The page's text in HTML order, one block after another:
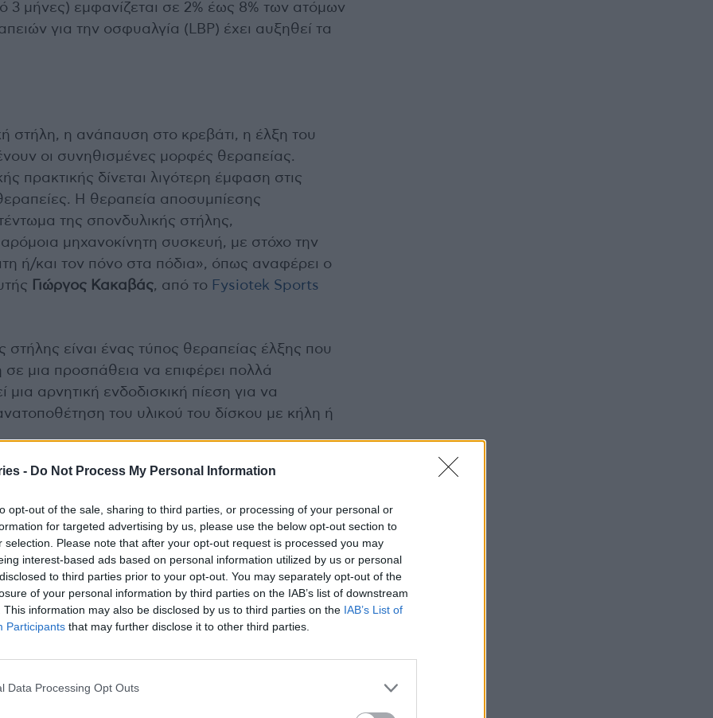
- Do Not Process My Personal Information
opt-out of the sale, sharing to third parties, or processing of your personal or
for targeted advertising by us, please use the below opt-out section to
selection. Please note that after your opt-out request is processed you may
interest-based ads based on personal information utilized by us or personal
to third parties prior to your opt-out. You may separately opt-out of the
of your personal information by third parties on the IAB’s list of downstream
This information may also be disclosed by us to third parties on the IAB’s List of
Participants that may further disclose it to other third parties.
Data Processing Opt Outs
3 μήνες) εμφανίζεται σε 2% έως 8% των ατόμων
για την οσφυαλγία (LBP) έχει αυξηθεί τα
στήλη, η ανάπαυση στο κρεβάτι, η έλξη του
οι συνηθισμένες μορφές θεραπείας.
πρακτικής δίνεται λιγότερη έμφαση στις
Η θεραπεία αποσυμπίεσης
της σπονδυλικής στήλης,
μηχανοκίνητη συσκευή, με στόχο την
ή/και τον πόνο στα πόδια», όπως αναφέρει ο
Γιώργος Κακαβάς, από το Fysiotek Sports
είναι ένας τύπος θεραπείας έλξης που
μια προσπάθεια να επιφέρει πολλά
αρνητική ενδοδισκική πίεση για να
του υλικού του δίσκου με κήλη ή
πίεση στο δίσκο που θα προκαλέσει εισροή
άλλων ουσιών σε αυτόν. Η θεραπεία
μπορεί να αποδειχθεί χρήσιμη για τη
καταστάσεων.
αδυναμία ή μυρμήγκιασμα που εκτείνεται κάτω
δίσκων